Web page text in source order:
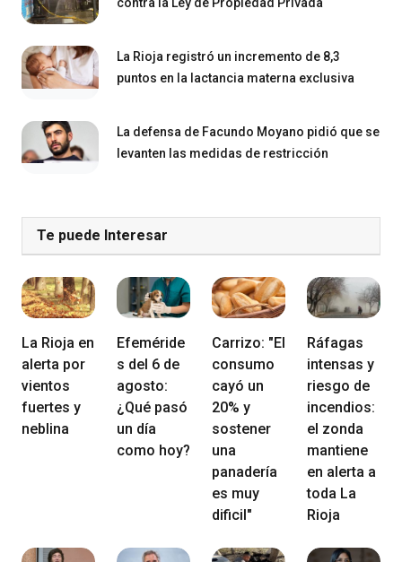
La Rioja registró un incremento de 8,3
puntos en la lactancia materna exclusiva
La defensa de Facundo Moyano pidió que se
levanten las medidas de restricción
Te puede Interesar
La Rioja en
alerta por
vientos
fuertes y
neblina
Efeméride
s del 6 de
agosto:
¿Qué pasó
un día
como hoy?
Carrizo: "El
consumo
cayó un
20% y
sostener
una
panadería
es muy
dificil"
Ráfagas
intensas y
riesgo de
incendios:
el zonda
mantiene
en alerta a
toda La
Rioja